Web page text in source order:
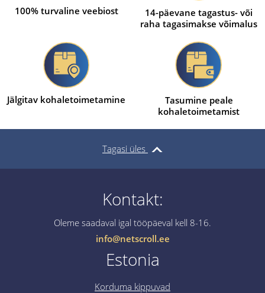
100% turvaline veebiost
14-päevane tagastus- või
raha tagasimakse võimalus
Jälgitav kohaletoimetamine
Tasumine peale
kohaletoimetamist
Tagasi üles
Kontakt:
Oleme saadaval igal tööpäeval kell 8-16.
info@netscroll.ee
Estonia
Korduma kippuvad